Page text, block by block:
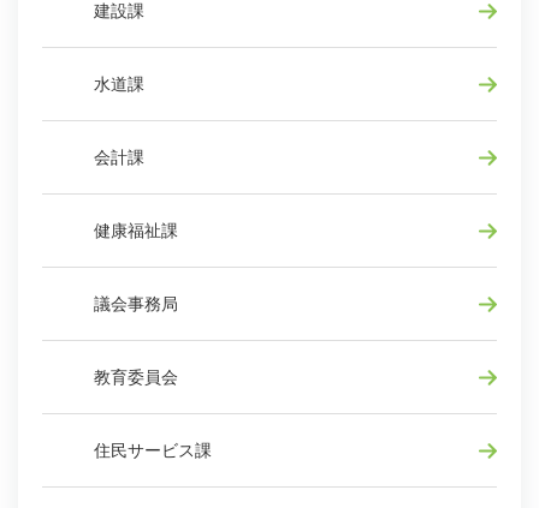
建設課
水道課
会計課
健康福祉課
議会事務局
教育委員会
住民サービス課